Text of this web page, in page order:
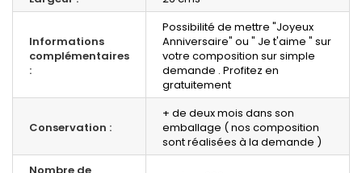
Informations
complémentaires
:
Possibilité de mettre "Joyeux
Anniversaire" ou " Je t'aime " sur
votre composition sur simple
demande . Profitez en
gratuitement
Conservation :
+ de deux mois dans son
emballage ( nos composition
sont réalisées à la demande )